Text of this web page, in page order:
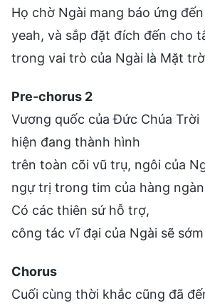
Họ chờ Ngài mang báo ứng
yeah, và sắp đặt đích đến cho
trong vai trò của Ngài là Mặt
Pre-chorus 2
Vương quốc của Đức Chúa Trời
hiện đang thành hình
trên toàn cõi vũ trụ, ngôi của
ngự trị trong tim của hàng
Có các thiên sứ hỗ trợ,
công tác vĩ đại của Ngài sẽ
Chorus
Cuối cùng thời khắc cũng đã